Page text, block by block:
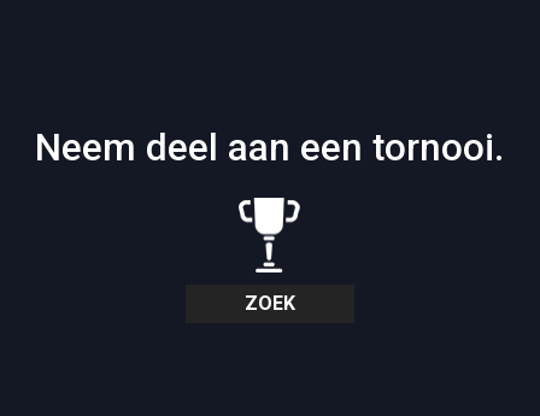
Neem deel aan een tornooi.
ZOEK